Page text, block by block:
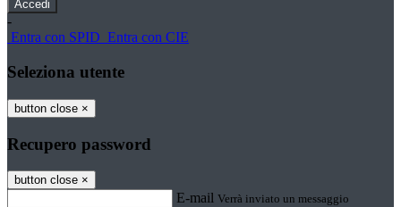
-
Entra con SPID Entra con CIE
Seleziona utente
button close ×
Recupero password
button close ×
E-mail Verrà inviato un messaggio